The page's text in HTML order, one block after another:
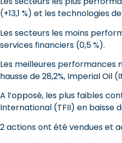
(+13,1 %) et les technologies
Les secteurs les moins
services financiers (0,5 %).
Les meilleures performances
hausse de 28,2%, Imperial Oil
A l’opposé, les plus faibles
International (TFII) en baisse
2 actions ont été vendues et